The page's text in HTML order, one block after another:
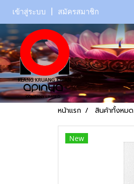
เข้าสู่ระบบ สมัครสมาชิก
หน้าแรก สินค้าทั้งหมด
New